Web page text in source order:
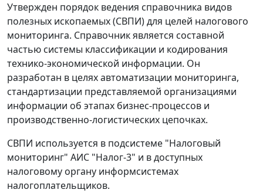
Утвержден порядок ведения справочника видов
полезных ископаемых (СВПИ) для целей налогового
мониторинга. Справочник является составной
частью системы классификации и кодирования
технико-экономической информации. Он
разработан в целях автоматизации мониторинга,
стандартизации представляемой организациями
информации об этапах бизнес-процессов и
производственно-логистических цепочках.
СВПИ используется в подсистеме "Налоговый
мониторинг" АИС "Налог-3" и в доступных
налоговому органу информсистемах
налогоплательщиков.